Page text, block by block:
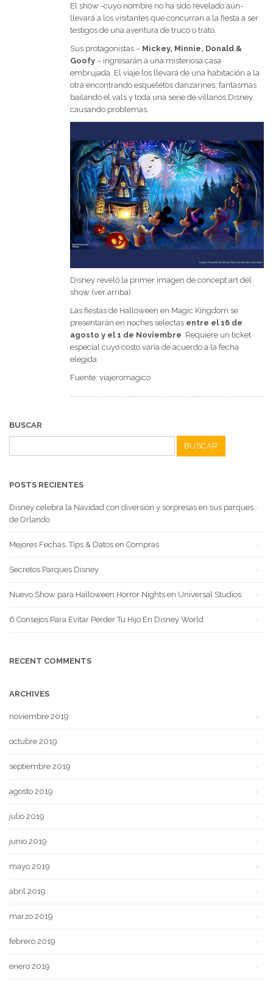
El show -cuyo nombre no ha sido revelado aún-
llevará a los visitantes que concurran a la fiesta a ser
testigos de una aventura de truco o trato.
Sus protagonistas – Mickey, Minnie, Donald &
Goofy – ingresarán a una misteriosa casa
embrujada. El viaje los llevará de una habitación a la
otra encontrando esqueletos danzarines, fantasmas
bailando el vals y toda una serie de villanos Disney
causando problemas.
Disney reveló la primer imagen de concept art del
show (ver arriba).
Las fiestas de Halloween en Magic Kingdom se
presentarán en noches selectas entre el 16 de
agosto y el 1 de Noviembre. Requiere un ticket
especial cuyo costo varía de acuerdo a la fecha
elegida.
Fuente: viajeromagico
BUSCAR
POSTS RECIENTES
Disney celebra la Navidad con diversión y sorpresas en sus parques
de Orlando
Mejores Fechas. Tips & Datos en Compras
Secretos Parques Disney
Nuevo Show para Halloween Horror Nights en Universal Studios
6 Consejos Para Evitar Perder Tu Hijo En Disney World
RECENT COMMENTS
ARCHIVES
noviembre 2019
octubre 2019
septiembre 2019
agosto 2019
julio 2019
junio 2019
mayo 2019
abril 2019
marzo 2019
febrero 2019
enero 2019